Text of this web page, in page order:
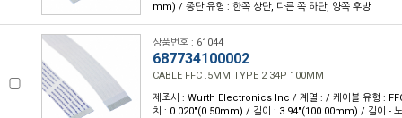
mm) / 종단 유형 : 한쪽 상단, 다른 쪽 하단, 양쪽 후방
상품번호 : 61044
687734100002
CABLE FFC .5MM TYPE 2 34P 100MM
제조사 : Wurth Electronics Inc / 계열 : / 케이블 유형 :
치 : 0.020"(0.50mm) / 길이 : 3.94"(100.00mm) / 길이 -